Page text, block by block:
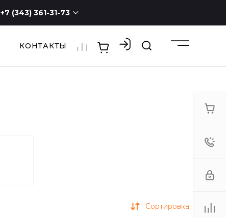
+7 (343) 361-31-73
+7 (343) 361-31-73
КОНТАКТЫ
Сортировка